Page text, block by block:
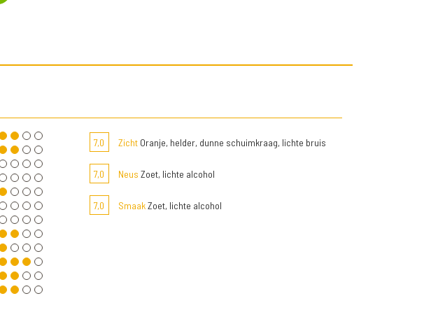
7,0 ZichtOranje, helder, dunne schuimkraag, lichte bruis
7,0 Neus Zoet, lichte alcohol
7,0 SmaakZoet, lichte alcohol